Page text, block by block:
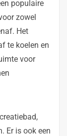
populaire
zowel
Het
te koelen en
voor
Er is ook een